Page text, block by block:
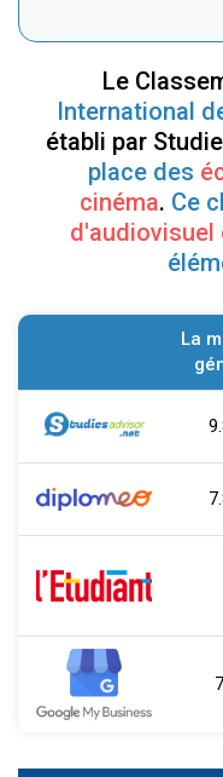
Le
International
établi par
place des
cinéma. Ce
d'audiovisuel
La